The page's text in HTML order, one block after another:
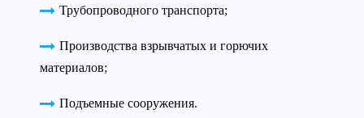
Трубопроводного транспорта;
Производства взрывчатых и горючих
материалов;
Подъемные сооружения.